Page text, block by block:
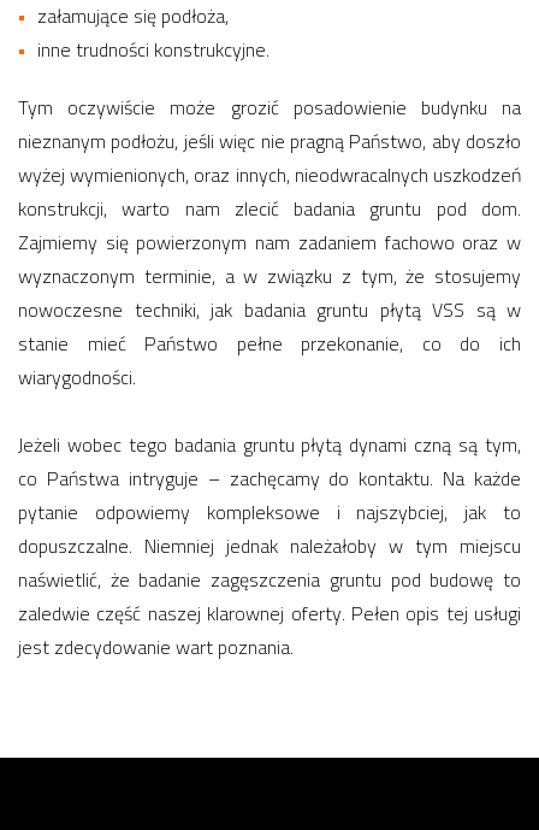
załamujące się podłoża,
inne trudności konstrukcyjne.
Tym oczywiście może grozić posadowienie budynku na
nieznanym podłożu, jeśli więc nie pragną Państwo, aby doszło
wyżej wymienionych, oraz innych, nieodwracalnych uszkodzeń
konstrukcji, warto nam zlecić badania gruntu pod dom.
Zajmiemy się powierzonym nam zadaniem fachowo oraz w
wyznaczonym terminie, a w związku z tym, że stosujemy
nowoczesne techniki, jak badania gruntu płytą VSS są w
stanie mieć Państwo pełne przekonanie, co do ich
wiarygodności.
Jeżeli wobec tego badania gruntu płytą dynami czną są tym,
co Państwa intryguje – zachęcamy do kontaktu. Na każde
pytanie odpowiemy kompleksowe i najszybciej, jak to
dopuszczalne. Niemniej jednak należałoby w tym miejscu
naświetlić, że badanie zagęszczenia gruntu pod budowę to
zaledwie część naszej klarownej oferty. Pełen opis tej usługi
jest zdecydowanie wart poznania.